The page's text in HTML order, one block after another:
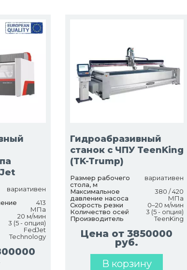
вариативен
413
МПа
20 м/мин
3 (5 - опция)
FedJet
Technology
Гидроабразивный
станок с ЧПУ TeenKing
(TK-Trump)
Размер рабочего
стола, м
вариативен
Максимальное
давление насоса
380 / 420
МПа
Скорость резки
0–20 м/мин
Количество осей
3 (5 - опция)
Производитель
TeenKing
Цена от 3850000
руб.
В корзину